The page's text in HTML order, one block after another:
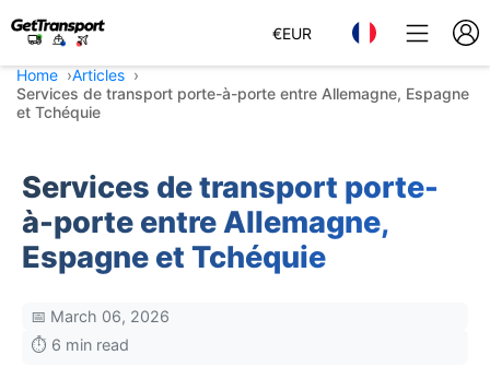
€EUR
Home
Articles
Services de transport porte-à-porte entre Allemagne, Espagne
et Tchéquie
Services de transport porte-
à-porte entre Allemagne,
Espagne et Tchéquie
📅 March 06, 2026
⏱️ 6 min read